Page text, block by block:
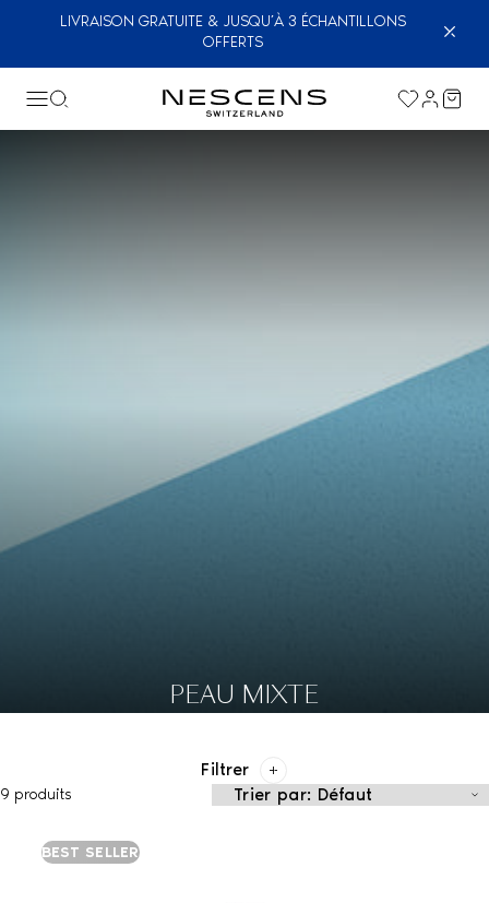
LIVRAISON GRATUITE & JUSQU’À 3 ÉCHANTILLONS
OFFERTS
PEAU MIXTE
Filtrer
9 produits
BEST SELLER